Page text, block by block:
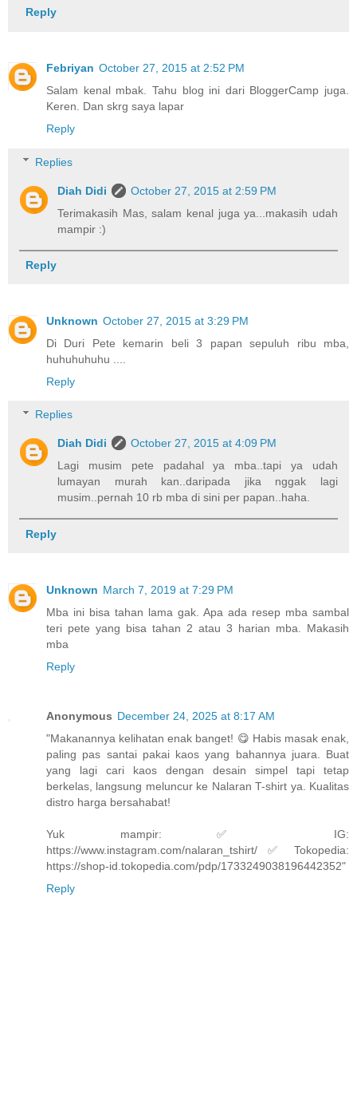
Reply
Febriyan October 27, 2015 at 2:52 PM
Salam kenal mbak. Tahu blog ini dari BloggerCamp juga.
Keren. Dan skrg saya lapar
Reply
Replies
Diah Didi
October 27, 2015 at 2:59 PM
Terimakasih Mas, salam kenal juga ya...makasih udah
mampir :)
Reply
Unknown October 27, 2015 at 3:29 PM
Di Duri Pete kemarin beli 3 papan sepuluh ribu mba,
huhuhuhuhu ....
Reply
Replies
Diah Didi
October 27, 2015 at 4:09 PM
Lagi musim pete padahal ya mba..tapi ya udah
lumayan murah kan..daripada jika nggak lagi
musim..pernah 10 rb mba di sini per papan..haha.
Reply
Unknown March 7, 2019 at 7:29 PM
Mba ini bisa tahan lama gak. Apa ada resep mba sambal
teri pete yang bisa tahan 2 atau 3 harian mba. Makasih
mba
Reply
Anonymous December 24, 2025 at 8:17 AM
"Makanannya kelihatan enak banget! 😋 Habis masak enak,
paling pas santai pakai kaos yang bahannya juara. Buat
yang lagi cari kaos dengan desain simpel tapi tetap
berkelas, langsung meluncur ke Nalaran T-shirt ya. Kualitas
distro harga bersahabat!
Yuk mampir: ✅ IG:
https://www.instagram.com/nalaran_tshirt/ ✅ Tokopedia:
https://shop-id.tokopedia.com/pdp/1733249038196442352"
Reply